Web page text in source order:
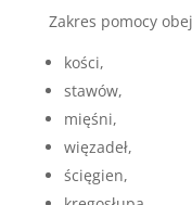
Zakres pomocy
kości,
stawów,
mięśni,
więzadeł,
ścięgien,